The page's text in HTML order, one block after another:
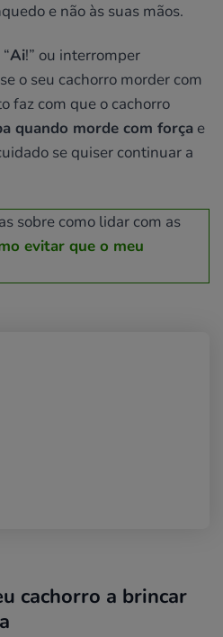
e não às suas mãos.
Ai!” ou interromper
o seu cachorro morder com
faz com que o cachorro
quando morde com forçae
se quiser continuar a
sobre como lidar com as
evitar que o meu
cachorro a brincar